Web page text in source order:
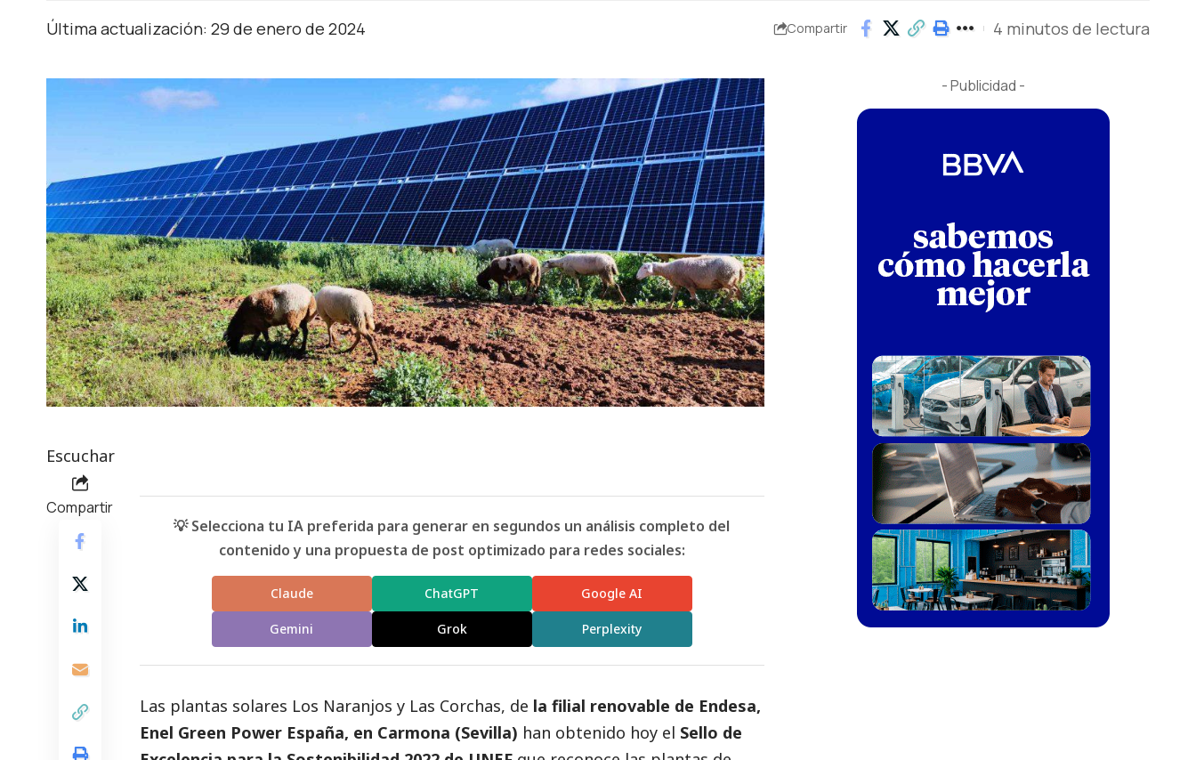
Última actualización: 29 de enero de 2024 Compartir 4 minutos de lectura
Escuchar
Compartir
💡 Selecciona tu IA preferida para generar en segundos un análisis completo del
contenido y una propuesta de post optimizado para redes sociales:
Claude ChatGPT Google AI
Gemini Grok Perplexity
Las plantas solares Los Naranjos y Las Corchas, de la filial renovable de Endesa,
Enel Green Power España, en Carmona (Sevilla) han obtenido hoy el Sello de
- Publicidad -